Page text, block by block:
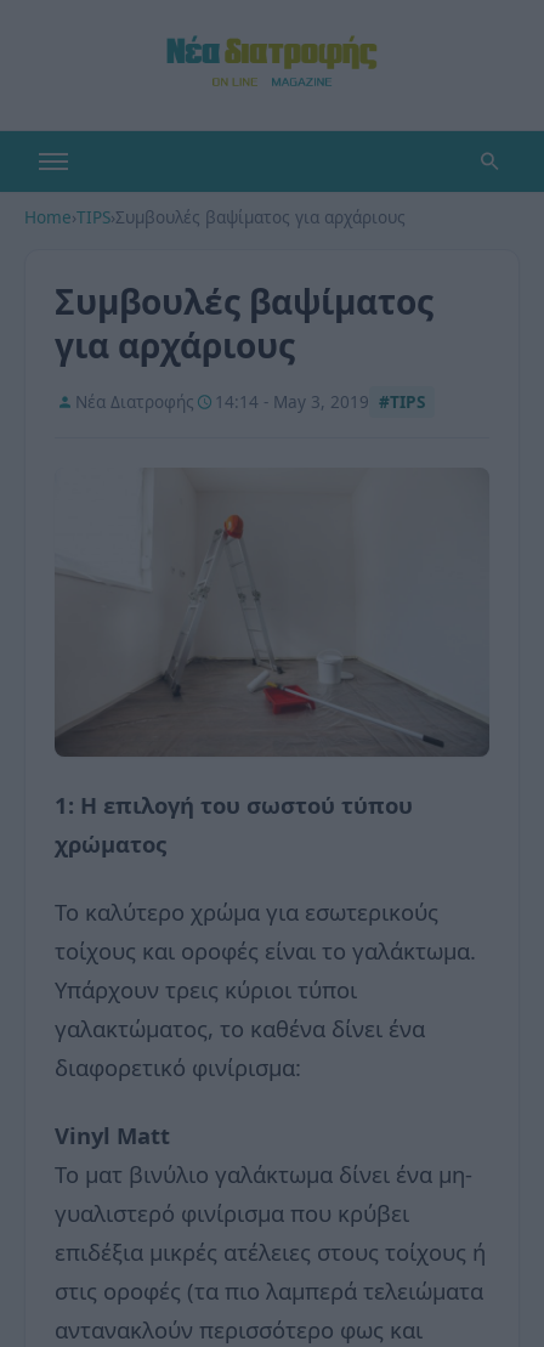
Home›TIPS›Συμβουλές βαψίματος για αρχάριους
Συμβουλές βαψίματος
για αρχάριους
Νέα Διατροφής 14:14 - May 3, 2019 #TIPS
1: Η επιλογή του σωστού τύπου
χρώματος
Το καλύτερο χρώμα για εσωτερικούς
τοίχους και οροφές είναι το γαλάκτωμα.
Υπάρχουν τρεις κύριοι τύποι
γαλακτώματος, το καθένα δίνει ένα
διαφορετικό φινίρισμα:
Vinyl Matt
Το ματ βινύλιο γαλάκτωμα δίνει ένα μη-
γυαλιστερό φινίρισμα που κρύβει
επιδέξια μικρές ατέλειες στους τοίχους ή
στις οροφές (τα πιο λαμπερά τελειώματα
αντανακλούν περισσότερο φως και